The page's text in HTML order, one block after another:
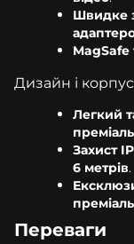
Швидке
Дизайн і корпус
Легкий
Захист
6 метрів.
Переваги